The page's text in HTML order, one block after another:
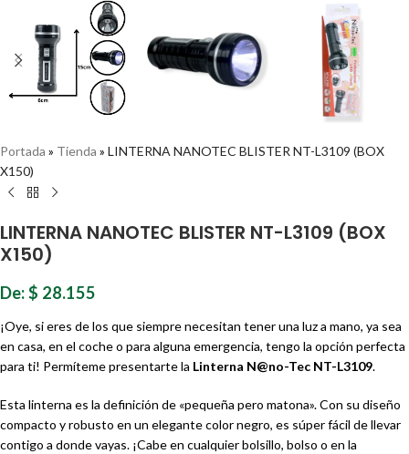
Portada » Tienda » LINTERNA NANOTEC BLISTER NT-L3109 (BOX
X150)
LINTERNA NANOTEC BLISTER NT-L3109 (BOX
X150)
De:$ 28.155
¡Oye, si eres de los que siempre necesitan tener una luz a mano, ya sea
en casa, en el coche o para alguna emergencia, tengo la opción perfecta
para ti! Permíteme presentarte la Linterna N@no-Tec NT-L3109.
Esta linterna es la definición de «pequeña pero matona». Con su diseño
compacto y robusto en un elegante color negro, es súper fácil de llevar
contigo a donde vayas. ¡Cabe en cualquier bolsillo, bolso o en la